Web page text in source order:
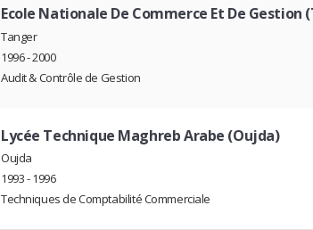
Ecole Nationale De Commerce Et De Gestion
Tanger
1996 - 2000
Audit & Contrôle de Gestion
Lycée Technique Maghreb Arabe (Oujda)
Oujda
1993 - 1996
Techniques de Comptabilité Commerciale